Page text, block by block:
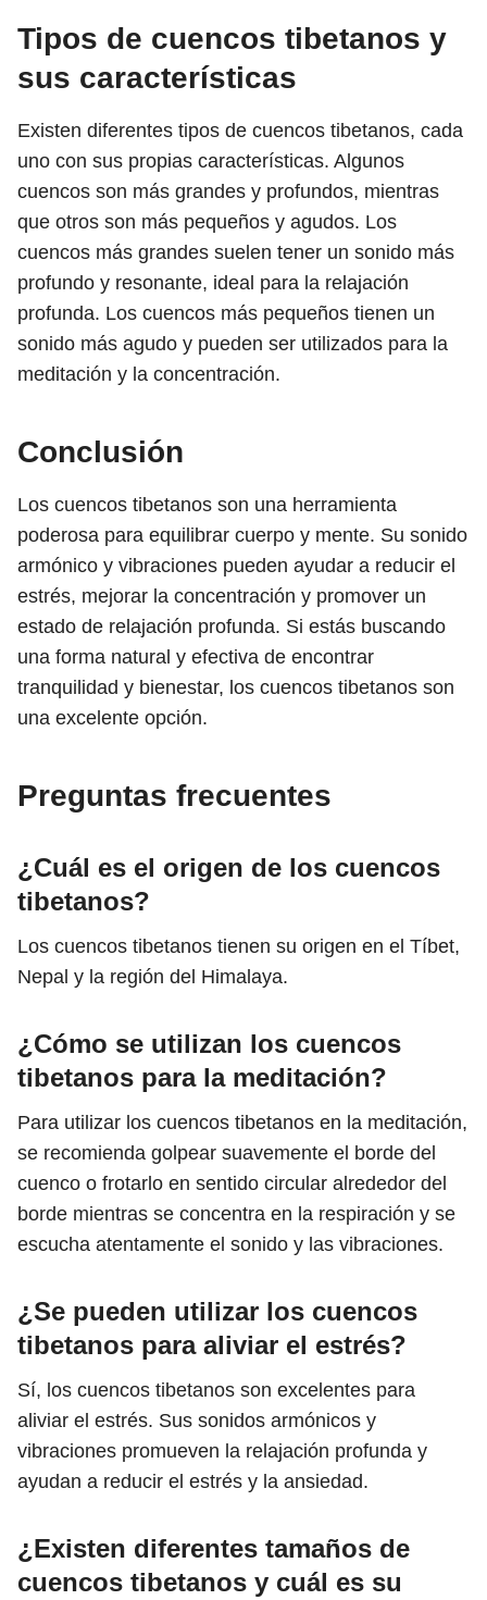
Tipos de cuencos tibetanos y
sus características
Existen diferentes tipos de cuencos tibetanos, cada
uno con sus propias características. Algunos
cuencos son más grandes y profundos, mientras
que otros son más pequeños y agudos. Los
cuencos más grandes suelen tener un sonido más
profundo y resonante, ideal para la relajación
profunda. Los cuencos más pequeños tienen un
sonido más agudo y pueden ser utilizados para la
meditación y la concentración.
Conclusión
Los cuencos tibetanos son una herramienta
poderosa para equilibrar cuerpo y mente. Su sonido
armónico y vibraciones pueden ayudar a reducir el
estrés, mejorar la concentración y promover un
estado de relajación profunda. Si estás buscando
una forma natural y efectiva de encontrar
tranquilidad y bienestar, los cuencos tibetanos son
una excelente opción.
Preguntas frecuentes
¿Cuál es el origen de los cuencos
tibetanos?
Los cuencos tibetanos tienen su origen en el Tíbet,
Nepal y la región del Himalaya.
¿Cómo se utilizan los cuencos
tibetanos para la meditación?
Para utilizar los cuencos tibetanos en la meditación,
se recomienda golpear suavemente el borde del
cuenco o frotarlo en sentido circular alrededor del
borde mientras se concentra en la respiración y se
escucha atentamente el sonido y las vibraciones.
¿Se pueden utilizar los cuencos
tibetanos para aliviar el estrés?
Sí, los cuencos tibetanos son excelentes para
aliviar el estrés. Sus sonidos armónicos y
vibraciones promueven la relajación profunda y
ayudan a reducir el estrés y la ansiedad.
¿Existen diferentes tamaños de
cuencos tibetanos y cuál es su